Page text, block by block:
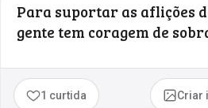
Para suportar as aflições
gente tem coragem de
1 curtida Criar